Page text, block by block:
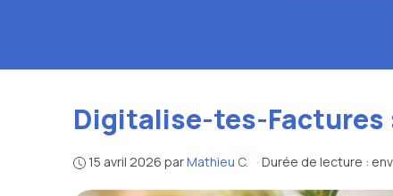
Digitalise-tes-Factures
15 avril 2026 parMathieu C. · Durée de lecture :